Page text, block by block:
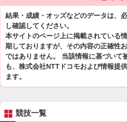
結果・成績・オッズなどのデータは、
し確認してください。
本サイトのページ上に掲載されている
期しておりますが、その内容の正確性
ではありません。 当該情報に基づいて
も、株式会社NTTドコモおよび情報提
ます。
競技一覧